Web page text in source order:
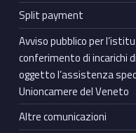
Split payment
Avviso pubblico per
conferimento di incarichi
oggetto l’assistenza
Unioncamere del Veneto
Altre comunicazioni